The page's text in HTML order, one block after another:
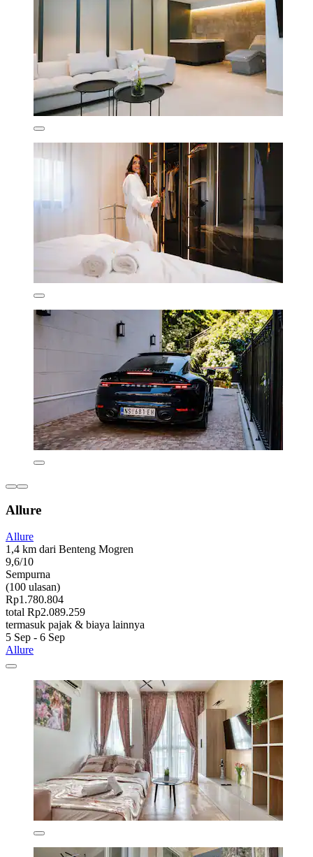
Allure
Allure
1,4 km dari Benteng Mogren
9,6/10
Sempurna
(100 ulasan)
Rp1.780.804
total Rp2.089.259
termasuk pajak & biaya lainnya
5 Sep - 6 Sep
Allure